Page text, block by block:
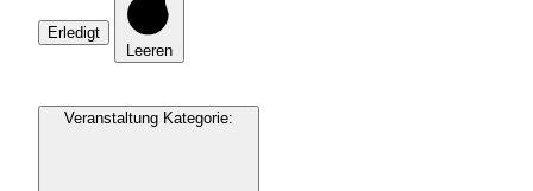
Erledigt
Leeren
Veranstaltung Kategorie: